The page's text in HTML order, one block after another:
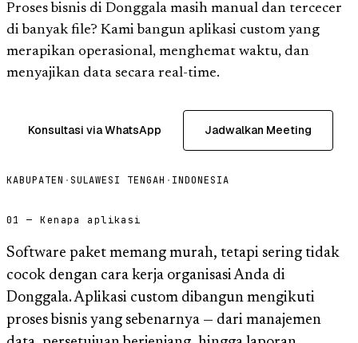
Proses bisnis di Donggala masih manual dan tercecer
di banyak file? Kami bangun aplikasi custom yang
merapikan operasional, menghemat waktu, dan
menyajikan data secara real-time.
Konsultasi via WhatsApp Jadwalkan Meeting
KABUPATEN · SULAWESI TENGAH · INDONESIA
01 — Kenapa aplikasi
Software paket memang murah, tetapi sering tidak
cocok dengan cara kerja organisasi Anda di
Donggala. Aplikasi custom dibangun mengikuti
proses bisnis yang sebenarnya — dari manajemen